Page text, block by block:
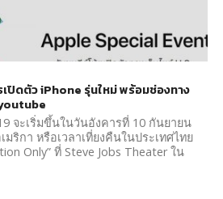
ปิดตัว iPhone รุ่นใหม่ พร้อมช่องทาง
จะเริ่มขึ้นในวันอังคารที่ 10 กันยายน
มริกา หรือเวลาเที่ยงคืนในประเทศไทย
Only” ที่ Steve Jobs Theater ใน